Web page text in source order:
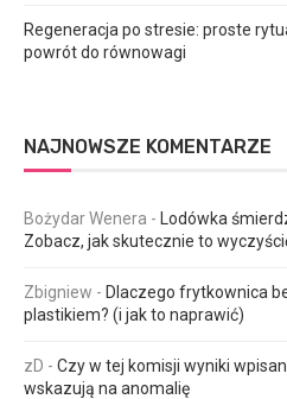
Regeneracja po stresie: proste
powrót do równowagi
NAJNOWSZE KOMENTARZE
Bożydar Wenera -
Lodówka
Zobacz, jak skutecznie to
Zbigniew - Dlaczego frytkownica
plastikiem? (i jak to naprawić)
zD - Czy w tej komisji wyniki
wskazują na anomalię